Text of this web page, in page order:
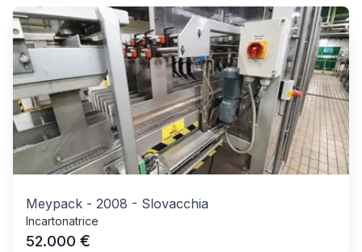
Meypack - 2008 - Slovacchia
Incartonatrice
52.000 €